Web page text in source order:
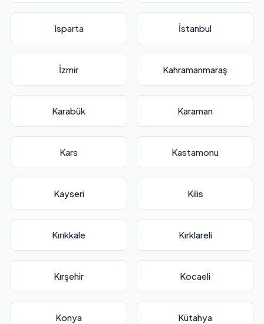
Isparta İstanbul
İzmir Kahramanmaraş
Karabük Karaman
Kars Kastamonu
Kayseri Kilis
Kırıkkale Kırklareli
Kırşehir Kocaeli
Konya Kütahya